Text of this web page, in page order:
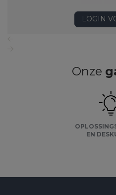
LOGIN
Onze
EN